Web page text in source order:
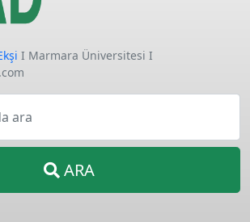
I Marmara Üniversitesi I
ara
ARA